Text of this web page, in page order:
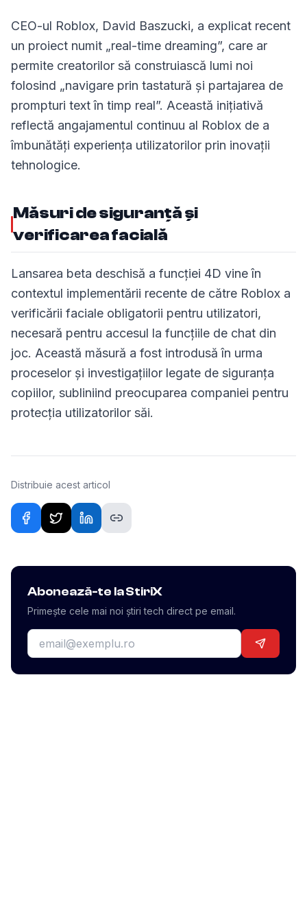
CEO-ul Roblox, David Baszucki, a explicat recent
un proiect numit „real-time dreaming”, care ar
permite creatorilor să construiască lumi noi
folosind „navigare prin tastatură și partajarea de
prompturi text în timp real”. Această inițiativă
reflectă angajamentul continuu al Roblox de a
îmbunătăți experiența utilizatorilor prin inovații
tehnologice.
Măsuri de siguranță și
verificarea facială
Lansarea beta deschisă a funcției 4D vine în
contextul implementării recente de către Roblox a
verificării faciale obligatorii pentru utilizatori,
necesară pentru accesul la funcțiile de chat din
joc. Această măsură a fost introdusă în urma
proceselor și investigațiilor legate de siguranța
copiilor, subliniind preocuparea companiei pentru
protecția utilizatorilor săi.
Distribuie acest articol
Abonează-te la StiriX
Primește cele mai noi știri tech direct pe email.